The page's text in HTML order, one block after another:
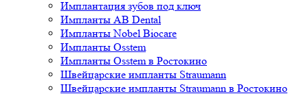
Имплантация зубов под ключ
Импланты AB Dental
Импланты Nobel Biocare
Импланты Osstem
Импланты Osstem в Ростокино
Швейцарские импланты Straumann
Швейцарские импланты Straumann в Ростокино